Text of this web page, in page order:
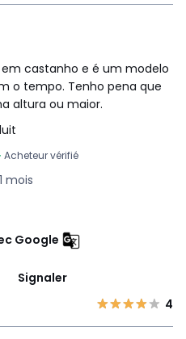
em castanho e é um modelo
o tempo. Tenho pena que
altura ou maior.
Acheteur vérifié
mois
Google
Signaler
4